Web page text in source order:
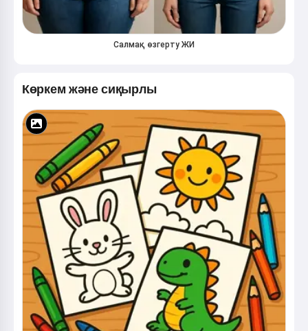
Салмақ өзгерту ЖИ
Көркем және сиқырлы